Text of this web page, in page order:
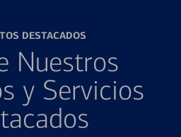
DESTACADOS
Nuestros
y Servicios